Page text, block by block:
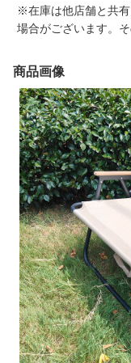
※在庫は他店舗と共
場合がございます。
商品画像